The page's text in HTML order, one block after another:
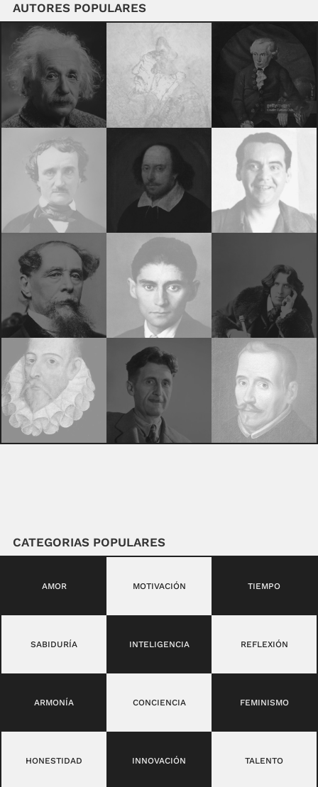
AUTORES POPULARES
CATEGORIAS POPULARES
AMOR MOTIVACIÓN TIEMPO
SABIDURÍA INTELIGENCIA REFLEXIÓN
ARMONÍA CONCIENCIA FEMINISMO
HONESTIDAD INNOVACIÓN TALENTO